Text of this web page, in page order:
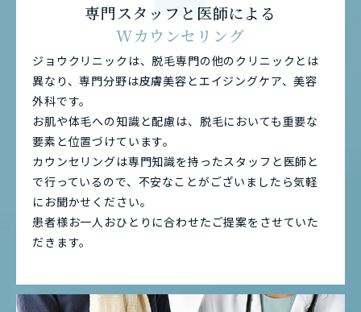
専門スタッフと医師による
Wカウンセリング
ジョウクリニックは、脱毛専門の他のクリニックとは
異なり、専門分野は皮膚美容とエイジングケア、美容
外科です。
お肌や体毛への知識と配慮は、脱毛においても重要な
要素と位置づけています。
カウンセリングは専門知識を持ったスタッフと医師と
で行っているので、不安なことがございましたら気軽
にお聞かせください。
患者様お一人おひとりに合わせたご提案をさせていた
だきます。